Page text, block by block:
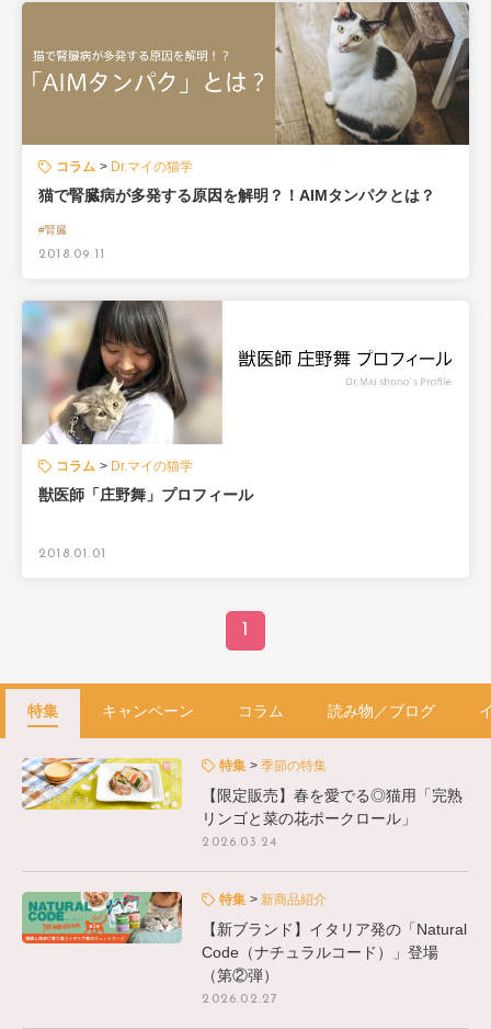
コラム Dr.マイの猫学
猫で腎臓病が多発する原因を解明？！AIMタンパクとは？
#腎臓
2018.09.11
コラム Dr.マイの猫学
獣医師「庄野舞」プロフィール
2018.01.01
1
特集 キャンペーン コラム 読み物／ブログ
特集 季節の特集
【限定販売】春を愛でる◎猫用「完熟
リンゴと菜の花ポークロール」
2026.03.24
特集 新商品紹介
【新ブランド】イタリア発の「Natural
Code（ナチュラルコード）」登場
（第②弾）
2026.02.27